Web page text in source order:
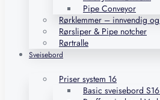
Pipe Conveyor
Rørklemmer – innvendig
Rørsliper & Pipe notcher
Rørtralle
Sveisebord
Priser system 16
Basic sveisebord